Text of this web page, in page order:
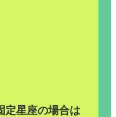
定星座の場合は